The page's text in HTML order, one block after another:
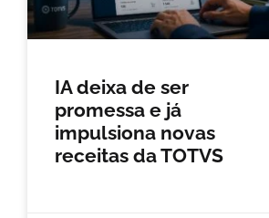
IA deixa de ser
promessa e já
impulsiona novas
receitas da TOTVS